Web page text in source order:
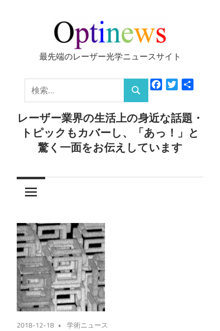
ッ
Optinews
最先端のレーザー光学ニュースサイト
索:
検
索
FacebookTwitter
レーザー業界の生活上の身近な話題・
トピックもカバーし、「あっ！」と
驚く一面をお伝えしています
2018-12-18 学術ニュース